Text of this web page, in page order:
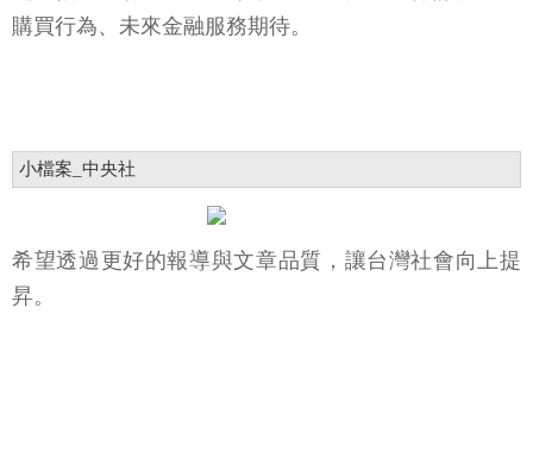
購買行為、未來金融服務期待。
小檔案_中央社
希望透過更好的報導與文章品質，讓台灣社會向上提
昇。